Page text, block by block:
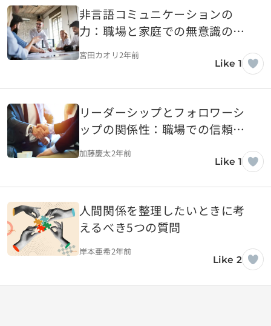
非言語コミュニケーションの
力：職場と家庭での無意識の影
響
宮田カオリ2年前
Like 1
リーダーシップとフォロワーシ
ップの関係性：職場での信頼構
築の科学
加藤慶太2年前
Like 1
人間関係を整理したいときに考
えるべき5つの質問
岸本亜希2年前
Like 2